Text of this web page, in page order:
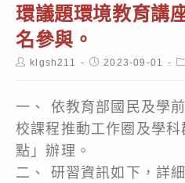
環議題環境教育講
名參與。
Postklgsh211
Post2023-09-01
一、 依教育部國民及學
校課程推動工作圈及學
點」辦理。
二、 研習資訊如下，詳